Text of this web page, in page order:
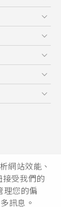
網站效能、
受我們的
您的偏
訊息。